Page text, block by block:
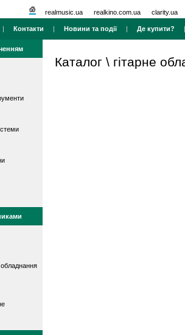
realmusic.ua realkino.com.ua clarity.ua
Контакти | Новини та події| Де купити?
обладнання
Каталог \ гітарне